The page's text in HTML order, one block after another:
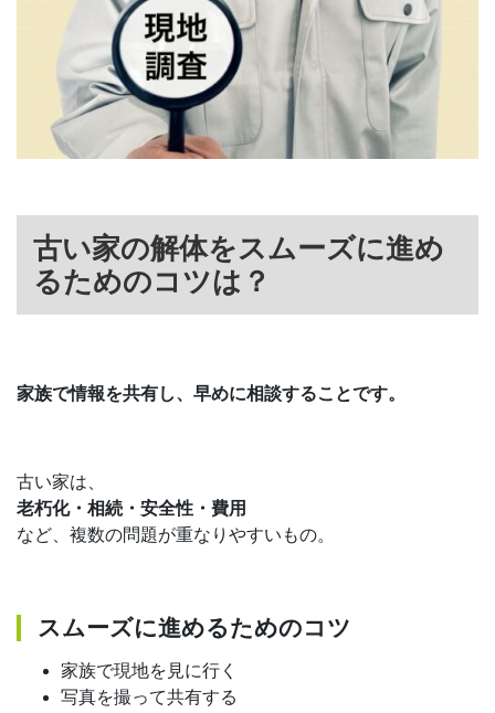
古い家の解体をスムーズに進め
るためのコツは？
家族で情報を共有し、早めに相談することです。
古い家は、
老朽化・相続・安全性・費用
など、複数の問題が重なりやすいもの。
スムーズに進めるためのコツ
家族で現地を見に行く
写真を撮って共有する